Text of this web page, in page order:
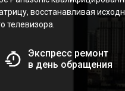
восстанавливая
телевизора.
Экспресс ремонт
в день обращения